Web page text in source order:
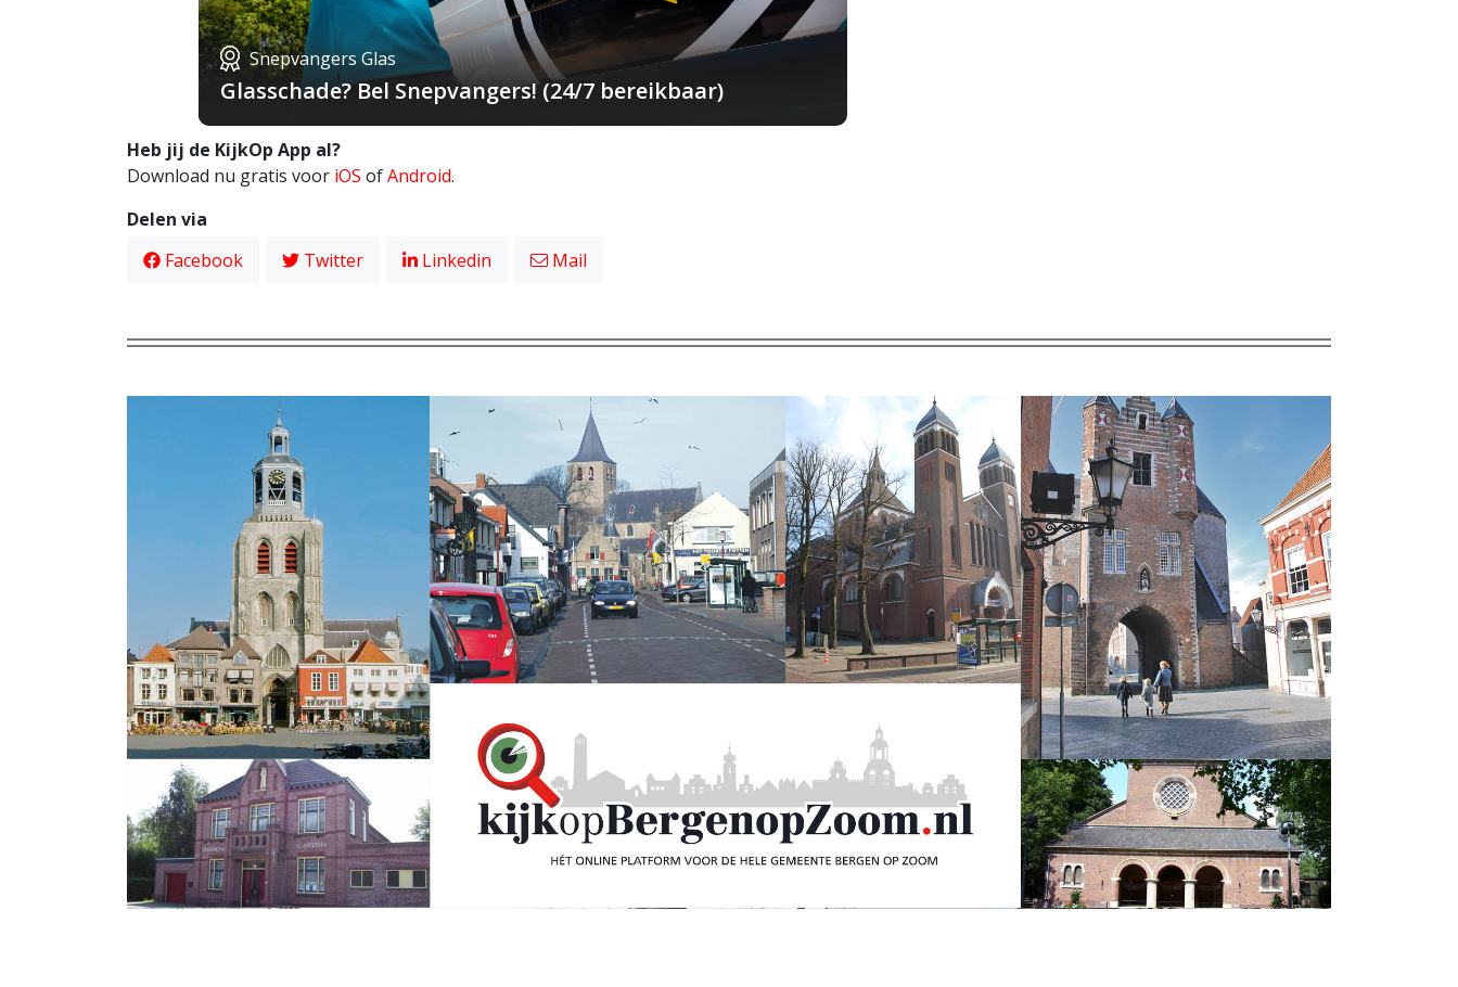
Snepvangers Glas
Glasschade? Bel Snepvangers! (24/7 bereikbaar)
Heb jij de KijkOp App al?
Download nu gratis voor iOS ofAndroid.
Delen via
Facebook
Twitter Linkedin Mail